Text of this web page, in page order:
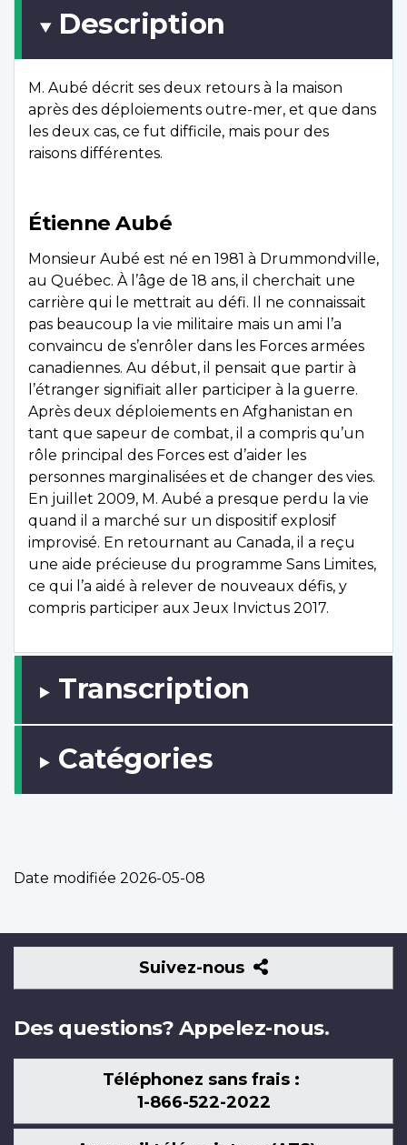
Description
M. Aubé décrit ses deux retours à la maison
après des déploiements outre-mer, et que dans
les deux cas, ce fut difficile, mais pour des
raisons différentes.
Étienne Aubé
Monsieur Aubé est né en 1981 à Drummondville,
au Québec. À l’âge de 18 ans, il cherchait une
carrière qui le mettrait au défi. Il ne connaissait
pas beaucoup la vie militaire mais un ami l’a
convaincu de s’enrôler dans les Forces armées
canadiennes. Au début, il pensait que partir à
l’étranger signifiait aller participer à la guerre.
Après deux déploiements en Afghanistan en
tant que sapeur de combat, il a compris qu’un
rôle principal des Forces est d’aider les
personnes marginalisées et de changer des vies.
En juillet 2009, M. Aubé a presque perdu la vie
quand il a marché sur un dispositif explosif
improvisé. En retournant au Canada, il a reçu
une aide précieuse du programme Sans Limites,
ce qui l’a aidé à relever de nouveaux défis, y
compris participer aux Jeux Invictus 2017.
Transcription
Catégories
Date modifiée 2026-05-08
Suivez-nous
Suivez-
nous
Des questions? Appelez-nous.
Téléphonez sans frais :
1-866-522-2022